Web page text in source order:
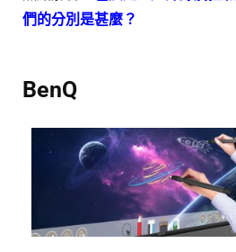
們的分別是甚麼？
BenQ